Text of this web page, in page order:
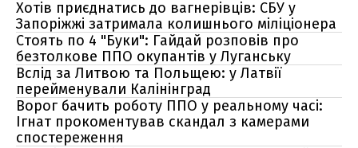
Хотів приєднатись до вагнерівців: СБУ у
Запоріжжі затримала колишнього міліціонера
Стоять по 4 "Буки": Гайдай розповів про
безтолкове ППО окупантів у Луганську
Вслід за Литвою та Польщею: у Латвії
перейменували Калінінград
Ворог бачить роботу ППО у реальному часі:
Ігнат прокоментував скандал з камерами
спостереження